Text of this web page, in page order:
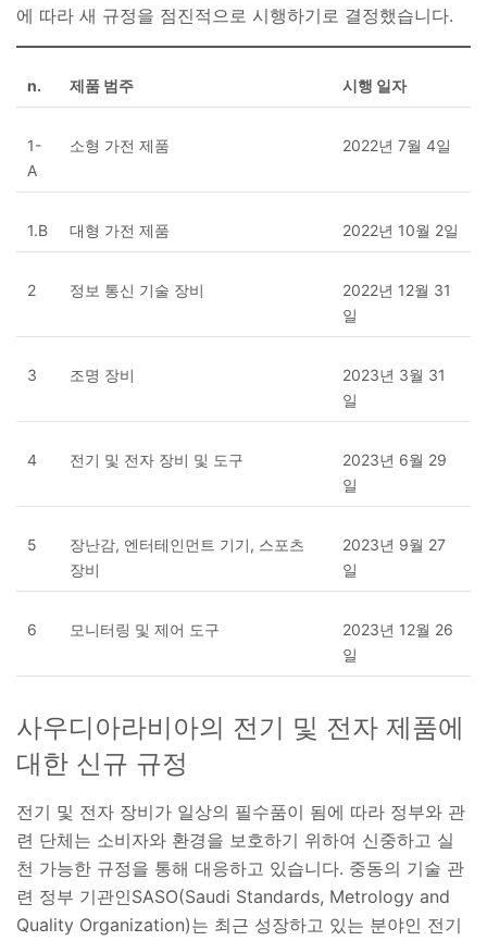
에 따라 새 규정을 점진적으로 시행하기로 결정했습니다.
n. 제품 범주 시행 일자
1-
A
소형 가전 제품 2022년 7월 4일
1.B 대형 가전 제품​ 2022년 10월 2일
2 정보 통신 기술 장비
2022년 12월 31
일
3 조명 장비
2023년 3월 31
일
4 전기 및 전자 장비 및 도구
2023년 6월 29
일
5
장난감, 엔터테인먼트 기기, 스포츠
장비​
2023년 9월 27
일
6 모니터링 및 제어 도구
2023년 12월 26
일
사우디아라비아의 전기 및 전자 제품에
대한 신규 규정
전기 및 전자 장비가 일상의 필수품이 됨에 따라 정부와 관
련 단체는 소비자와 환경을 보호하기 위하여 신중하고 실
천 가능한 규정을 통해 대응하고 있습니다. 중동의 기술 관
련 정부 기관인SASO(Saudi Standards, Metrology and
Quality Organization)는 최근 성장하고 있는 분야인 전기